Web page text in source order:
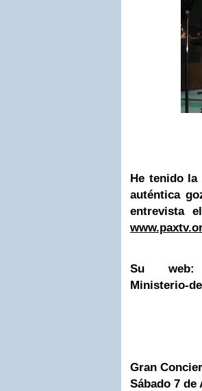
He tenido
auténtica
entrevista
Su
Ministerio-
Gran
Sábado 7 de